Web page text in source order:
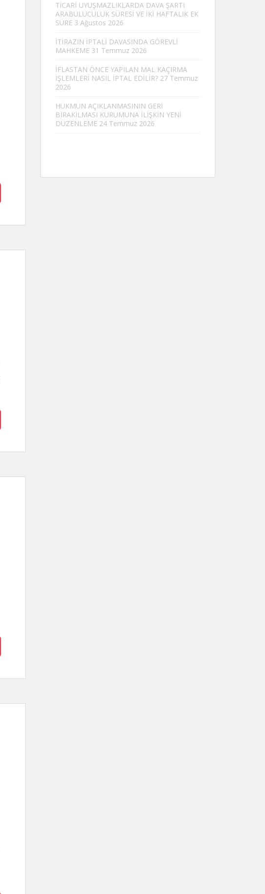
TİCARİ UYUŞMAZLIKLARDA DAVA ŞARTI
ARABULUCULUK SÜRESİ VE İKİ HAFTALIK EK
SÜRE 3 Ağustos 2026
İTİRAZIN İPTALİ DAVASINDA GÖREVLİ
MAHKEME 31 Temmuz 2026
İFLASTAN ÖNCE YAPILAN MAL KAÇIRMA
İŞLEMLERİ NASIL İPTAL EDİLİR? 27 Temmuz
2026
HÜKMÜN AÇIKLANMASININ GERİ
BIRAKILMASI KURUMUNA İLİŞKİN YENİ
DÜZENLEME 24 Temmuz 2026